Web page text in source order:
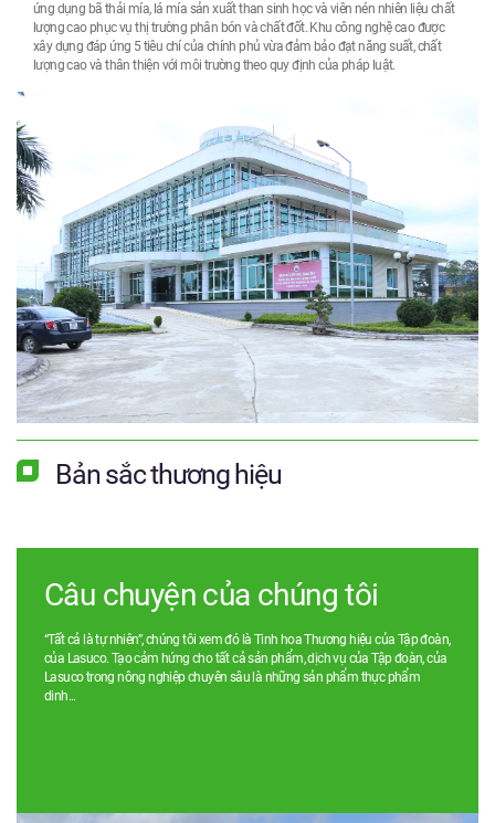
ứng dụng bã thải mía, lá mía sản xuất than sinh học và viên nén nhiên liệu chất
lượng cao phục vụ thị trường phân bón và chất đốt. Khu công nghệ cao được
xây dựng đáp ứng 5 tiêu chí của chính phủ vừa đảm bảo đạt năng suất, chất
lượng cao và thân thiện với môi trường theo quy định của pháp luật.
Bản sắc thương hiệu
Câu chuyện của chúng tôi
“Tất cả là tự nhiên”, chúng tôi xem đó là Tinh hoa Thương hiệu của Tập đoàn,
của Lasuco. Tạo cảm hứng cho tất cả sản phẩm, dịch vụ của Tập đoàn, của
Lasuco trong nông nghiệp chuyên sâu là những sản phẩm thực phẩm
dinh...